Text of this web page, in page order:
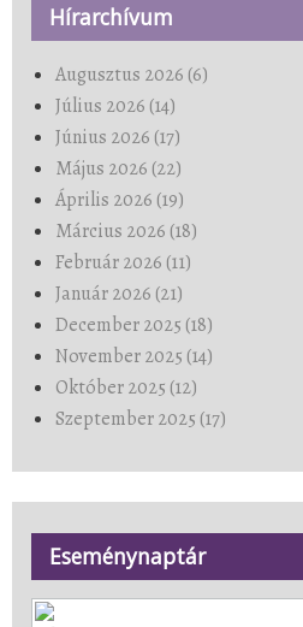
Hírarchívum
Augusztus 2026 (6)
Július 2026 (14)
Június 2026 (17)
Május 2026 (22)
Április 2026 (19)
Március 2026 (18)
Február 2026 (11)
Január 2026 (21)
December 2025 (18)
November 2025 (14)
Október 2025 (12)
Szeptember 2025 (17)
Eseménynaptár